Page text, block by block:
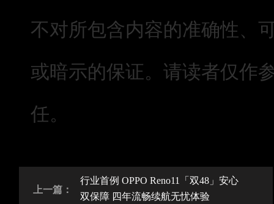
不对所包含内容的准确性、
或暗示的保证。请读者仅作
任。
上一篇：
行业首例 OPPO Reno11「双48」安心
双保障 四年流畅续航无忧体验